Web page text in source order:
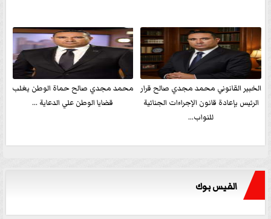
الخبير القانوني محمد مجدي صالح قرار
الرئيس بإعادة قانون الإجراءات الجنائية
للنواب...
محمد مجدي صالح حماة الوطن يغلب
قضايا الوطن علي الدعاية ...
الفيس بوك